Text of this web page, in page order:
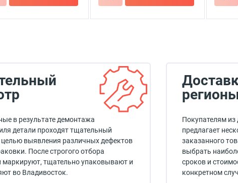
в результате демонтажа
детали проходят тщательный
целью выявления различных дефектов
После строгого отбора
маркируют, тщательно упаковывают и
во Владивосток.
Покупателям из
предлагает
заказанного
выбрать
сроков и
конкретном